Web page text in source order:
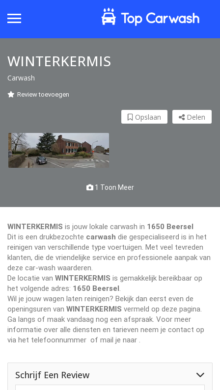
WINTERKERMIS
Carwash
Review toevoegen
Delen
Opslaan
1 Toon Meer
WINTERKERMIS is jouw lokale carwash in 1650 Beersel
Dit is een drukbezochte carwash die gespecialiseerd is in het
reinigen van verschillende type voertuigen. Met veel tevreden
klanten, die de vriendelijke service en professionele aanpak van
deze car-wash waarderen.
De locatie van WINTERKERMIS is gemakkelijk bereikbaar op
het volgende adres: 1650 Beersel
Wil je jouw wagen laten reinigen? Bekijk dan eerst even de
openingsuren van WINTERKERMIS vermeld op deze pagina.
Ga langs of maak vandaag nog een afspraak. Voor meer
informatie over alle diensten en tarieven neem je contact op
via het telefoonnummer of mail je naar
Schrijf Een Review